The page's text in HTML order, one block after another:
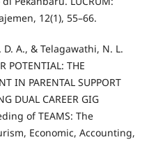
12(1), 55–66.
A., & Telagawathi, N. L.
POTENTIAL: THE
IN PARENTAL SUPPORT
DUAL CAREER GIG
of TEAMS: The
Economic, Accounting,